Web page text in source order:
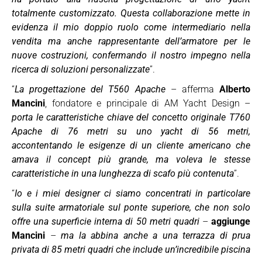
totalmente customizzato. Questa collaborazione mette in
evidenza il mio doppio ruolo come intermediario nella
vendita ma anche rappresentante dell’armatore per le
nuove costruzioni, confermando il nostro impegno nella
ricerca di soluzioni personalizzate”.
“La progettazione del T560 Apache– affermaAlberto
Mancini, fondatore e principale di AM Yacht Design –
porta le caratteristiche chiave del concetto originale T760
Apache di 76 metri su uno yacht di 56 metri,
accontentando le esigenze di un cliente americano che
amava il concept più grande, ma voleva le stesse
caratteristiche in una lunghezza di scafo più contenuta”.
“Io e i miei designer ci siamo concentrati in particolare
sulla suite armatoriale sul ponte superiore, che non solo
offre una superficie interna di 50 metri quadri–aggiunge
Mancini – ma la abbina anche a una terrazza di prua
privata di 85 metri quadri che include un’incredibile piscina